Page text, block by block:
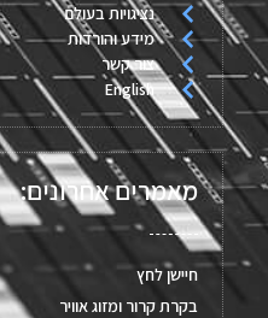
נציגויות בעולם
מידע והורדות
צור קשר
English
מאמרים אחרונים:
חיישן לחץ
בקרת קרור ומזוג אוויר